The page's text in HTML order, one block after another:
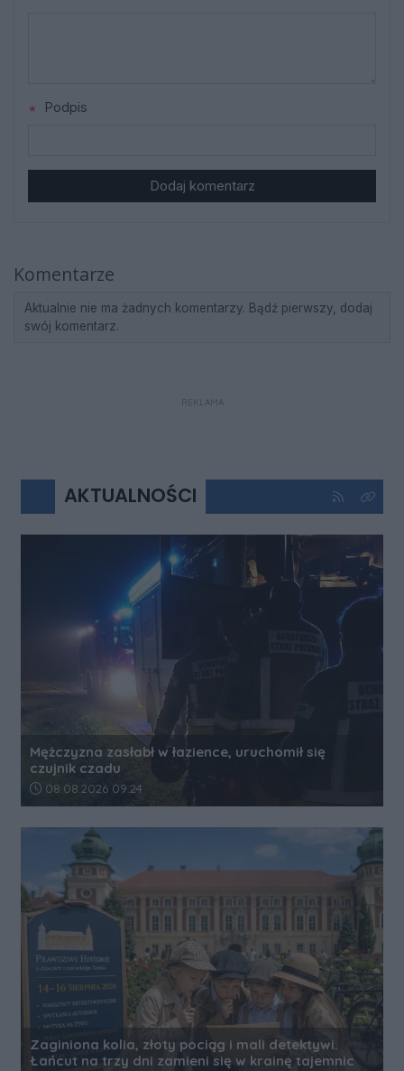
Podpis
Dodaj komentarz
Komentarze
Aktualnie nie ma żadnych komentarzy. Bądź pierwszy, dodaj
swój komentarz.
REKLAMA
AKTUALNOŚCI Kliknij aby
Kliknij
Mężczyzna zasłabł w łazience, uruchomił się
czujnik czadu
Data dodania artykułu:
08.08.2026 09:24
Zaginiona kolia, złoty pociąg i mali detektywi.
Łańcut na trzy dni zamieni się w krainę tajemnic